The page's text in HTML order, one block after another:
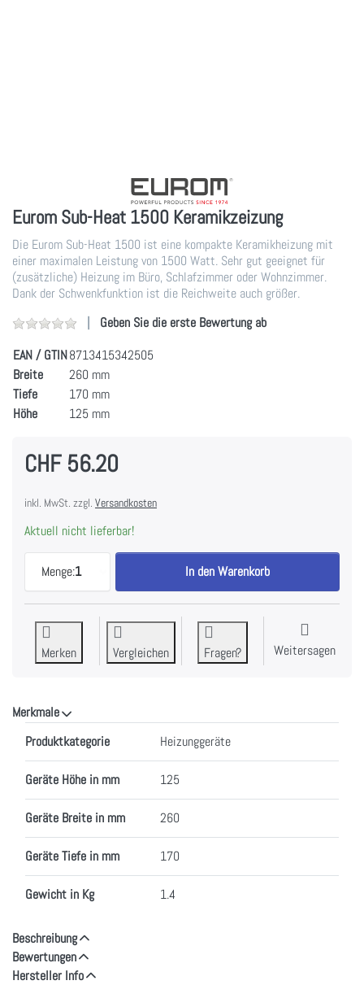
Eurom Sub-Heat 1500 Keramikzeizung
Die Eurom Sub-Heat 1500 ist eine kompakte Keramikheizung mit
einer maximalen Leistung von 1500 Watt. Sehr gut geeignet für
(zusätzliche) Heizung im Büro, Schlafzimmer oder Wohnzimmer.
Dank der Schwenkfunktion ist die Reichweite auch größer.
Geben Sie die erste Bewertung ab
EAN / GTIN8713415342505
Breite
260 mm
Tiefe
170 mm
Höhe
125 mm
CHF 56.20
inkl. MwSt. zzgl. Versandkosten
Aktuell nicht lieferbar!
Menge:1
Eurom Sub-Heat 1500 Keramikzeizung zu CHF
In den Warenkorb
Merken Vergleichen Fragen? Weitersagen
Merkmale
Produktkategorie Heizunggeräte
Geräte Höhe in mm 125
Geräte Breite in mm 260
Geräte Tiefe in mm 170
Gewicht in Kg 1.4
Beschreibung
Bewertungen
Hersteller Info